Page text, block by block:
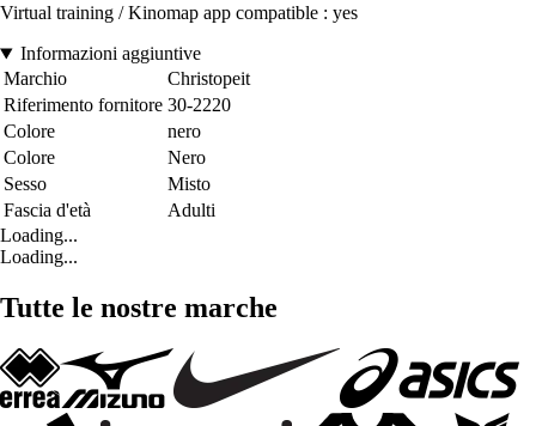
Virtual training / Kinomap app compatible : yes
Informazioni aggiuntive
Marchio
Christopeit
Riferimento fornitore 30-2220
Colore
nero
Colore
Nero
Sesso
Misto
Fascia d'età
Adulti
Loading...
Loading...
Tutte le nostre marche